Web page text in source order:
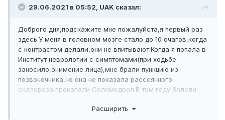
29.06.2021 в 05:52, UAK сказал:
Доброго дня,подскажите мне пожалуйста,я первый раз
здесь.У меня в головном мозге стало до 10 очагов,когда
с контрастом делали,они не впитывают.Когда я попала в
Институт неврологии с симптомами(при ходьбе
заносило,онимение лица),мне брали пункцию из
позвоночника,но она не показала рассеянного
скалероза,прокапали Соломедрол.В том году болели
головокружения,когда ложишься,поворачиваешься с
Расширить